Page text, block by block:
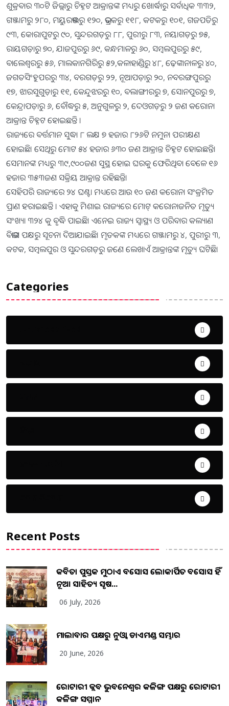
ଶୁକ୍ରବାର ୩୦ଟି ଜିଲ୍ଲାରୁ ଚିହ୍ନଟ ଆକ୍ରାନ୍ତଙ୍କ ମଧ୍ୟରୁ ଖୋର୍ଦ୍ଧାରୁ ସର୍ବାଧିକ ୩୩୨,
ଗଞ୍ଜାମରୁ ୨୮୦, ମୟୁରଭଞ୍ଜରୁ ୧୨୦, ଭଦ୍ରକରୁ ୧୧୮, କଟକରୁ ୧୦୧, ଗଜପତିରୁ
୯୩, କୋରାପୁଟରୁ ୯୦, ସୁନ୍ଦରଗଡ଼ରୁ ୮୮, ପୁରୀରୁ ୮୩, ନୟାଗଡ଼ରୁ ୭୫,
ରାୟଗଡ଼ାରୁ ୭୦, ଯାଜପୁରରୁ ୬୯, କନ୍ଧମାଳରୁ ୬୦, ସମ୍ବଲପୁରରୁ ୫୯,
ବାଲେଶ୍ୱରରୁ ୫୬, ମାଲକାନଗିରିରୁ ୫୨,କଳାହାଣ୍ଡିରୁ ୪୮, ଢ଼େଙ୍କାନାଳରୁ ୪୦,
ଜଗତସିଂହୁପରରୁ ୩୪, ବରଗଡ଼ରୁ ୨୨, ନୂଆପଡ଼ାରୁ ୨୦, ନବରଙ୍ଗପୁରରୁ
୧୭, ଝାରସୁଗୁଡ଼ାରୁ ୧୧, କେନ୍ଦୁଝରରୁ ୧୦, ବଲାଙ୍ଗୀରରୁ ୭, ସୋନପୁରରୁ ୭,
କେନ୍ଦ୍ରାପଡ଼ାରୁ ୬, ବୌଦ୍ଧରୁ ୫, ଅନୁଗୁଳରୁ ୨, ଦେଓଗଡ଼ରୁ ୨ ଜଣ କରୋନା
ଆକ୍ରାନ୍ତ ଚିହ୍ନଟ ହୋଇଛନ୍ତି ।
ରାଜ୍ୟରେ ବର୍ତ୍ତମାନ ସୁଦ୍ଧା ୮ ଲକ୍ଷ ୭ ହଜାର ୮୨୬ଟି ନମୁନା ପରୀକ୍ଷଣ
ହୋଇଛି। ସେଥିରୁ ମୋଟ ୫୪ ହଜାର ୬୩୦ ଜଣ ଆକ୍ରାନ୍ତ ଚିହ୍ନଟ ହୋଇଛନ୍ତି।
ସେମାନଙ୍କ ମଧ୍ୟରୁ ୩୯,୯୦୦ଜଣ ସୁସ୍ଥ ହୋଇ ଘରକୁ ଫେରିଥିବା ବେଳେ ୧୬
ହଜାର ୩୫୩ଜଣ ସକ୍ରିୟ ଆକ୍ରାନ୍ତ ରହିଛନ୍ତି।
ସେହିପରି ରାଜ୍ୟରେ ୨୪ ଘଣ୍ଟା ମଧ୍ୟରେ ଆଉ ୧୦ ଜଣ କରୋନା ସଂକ୍ରମିତ
ପ୍ରାଣ ହରାଇଛନ୍ତି । ଏହାକୁ ମିଶାଇ ରାଜ୍ୟରେ ମୋଟ୍ କରୋନାଜନିତ ମୃତ୍ୟୁ
ସଂଖ୍ୟା ୩୨୪ କୁ ବୃଦ୍ଧି ପାଇଛି। ଏନେଇ ରାଜ୍ୟ ସ୍ବାସ୍ଥ୍ୟ ଓ ପରିବାର କଲ୍ୟାଣ
ବିଭାଗ ପକ୍ଷରୁ ସୂଚନା ଦିଆଯାଇଛି। ମୃତକଙ୍କ ମଧ୍ୟରେ ଗଞ୍ଜାମରୁ ୪, ପୁରୀରୁ ୩,
କଟକ, ସମ୍ବଲପୁର ଓ ସୁନ୍ଦରଗଡ଼ରୁ ଜଣେ ଲେଖାଏଁ ଆକ୍ରାନ୍ତଙ୍କ ମୃତ୍ୟୁ ଘଟିଛି।
Categories
Recent Posts
କବିତା ପୁସ୍ତକ ମୁଠାଏ ଅବସୋସ ଲୋକାର୍ପିତ ଅବସୋସ ହିଁ
ନୂଆ ସାହିତ୍ୟ ସୃଷ...
06 July, 2026
ମାଲାବାର ପକ୍ଷରୁ ନୁଓ୍ବା ଡାଏମଣ୍ଡ ସମ୍ଭାର
20 June, 2026
ରୋଟାରୀ କ୍ଲବ ଭୁବନେଶ୍ୱର କଳିଙ୍ଗ ପକ୍ଷରୁ ରୋଟାରୀ
କଳିଙ୍ଗ ସମ୍ମାନ